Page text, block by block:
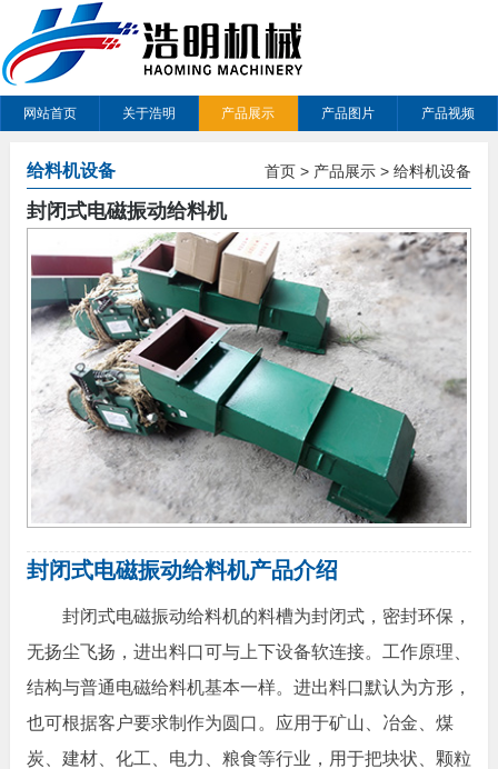
网站首页 关于浩明 产品展示 产品图片 产品视频
给料机设备 首页 > 产品展示 >给料机设备
封闭式电磁振动给料机
封闭式电磁振动给料机产品介绍
封闭式电磁振动给料机的料槽为封闭式，密封环保，
无扬尘飞扬，进出料口可与上下设备软连接。工作原理、
结构与普通电磁给料机基本一样。进出料口默认为方形，
也可根据客户要求制作为圆口。应用于矿山、冶金、煤
炭、建材、化工、电力、粮食等行业，用于把块状、颗粒